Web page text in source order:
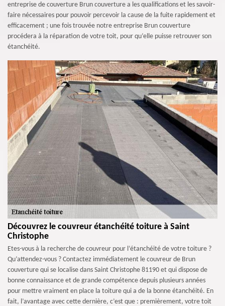
entreprise de couverture Brun couverture a les qualifications et les savoir-
faire nécessaires pour pouvoir percevoir la cause de la fuite rapidement et
efficacement ; une fois trouvée notre entreprise Brun couverture
procédera à la réparation de votre toit, pour qu’elle puisse retrouver son
étanchéité.
Découvrez le couvreur étanchéité toiture à Saint
Christophe
Etes-vous à la recherche de couvreur pour l’étanchéité de votre toiture ?
Qu’attendez-vous ? Contactez immédiatement le couvreur de Brun
couverture qui se localise dans Saint Christophe 81190 et qui dispose de
bonne connaissance et de grande compétence depuis plusieurs années
pour mettre vraiment en place la toiture qui a de la bonne étanchéité. En
fait, l’avantage avec cette dernière, c’est que : premièrement, votre toit